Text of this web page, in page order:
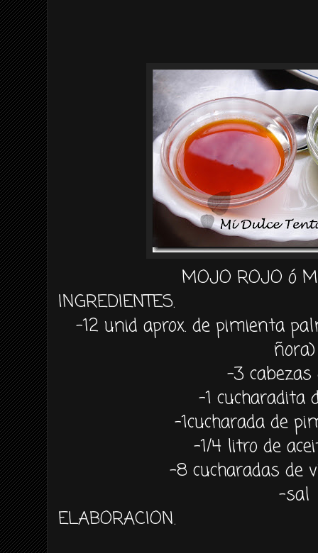
MOJO ROJO ó
INGREDIENTES.
-12 unid aprox. de pimienta
ñora)
-3 cabezas
-1 cucharadita
-1cucharada de
-1/4 litro de
-8 cucharadas de
-sal
ELABORACION.